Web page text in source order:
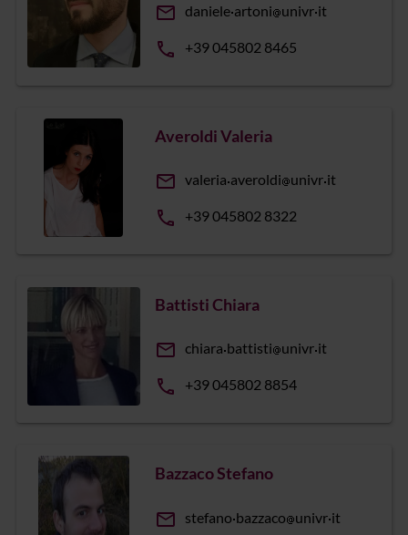
email daniele artoni univr it
phone +39 045802 8465
Averoldi Valeria
email valeria averoldi univr it
phone +39 045802 8322
Battisti Chiara
email chiara battisti univr it
phone +39 045802 8854
Bazzaco Stefano
email stefano bazzaco univr it